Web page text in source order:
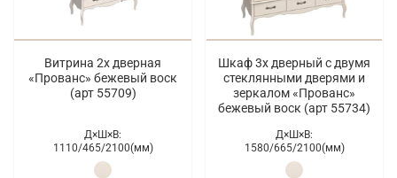
Витрина 2х дверная
«Прованс» бежевый воск
(арт 55709)
Д×Ш×В:
1110/465/2100(мм)
Шкаф 3х дверный с двумя
стеклянными дверями и
зеркалом «Прованс»
бежевый воск (арт 55734)
Д×Ш×В:
1580/665/2100(мм)